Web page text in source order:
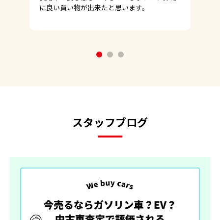
に良い買い物が出来たと思います。
1 2 3
スタッフブログ